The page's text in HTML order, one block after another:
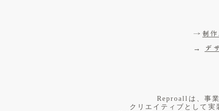
→ 制作
→ デ
​Reproallは、事
クリエイティブとして